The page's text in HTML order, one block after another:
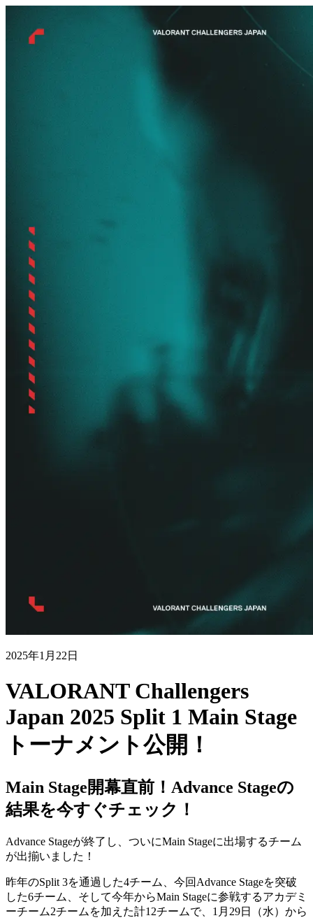
2025年1月22日
VALORANT Challengers
Japan 2025 Split 1 Main Stage
トーナメント公開！
Main Stage開幕直前！Advance Stageの
結果を今すぐチェック！
Advance Stageが終了し、ついにMain Stageに出場するチーム
が出揃いました！
昨年のSplit 3を通過した4チーム、今回Advance Stageを突破
した6チーム、そして今年からMain Stageに参戦するアカデミ
ーチーム2チームを加えた計12チームで、1月29日（水）から